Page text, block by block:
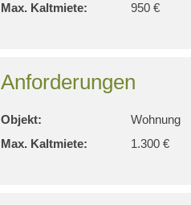
Max. Kaltmiete:
950 €
Anforderungen
Objekt:
Wohnung
Max. Kaltmiete:
1.300 €